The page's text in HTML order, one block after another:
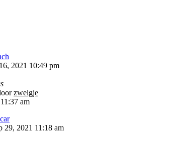
2021 10:49 pm
zwelgje
am
29, 2021 11:18 am